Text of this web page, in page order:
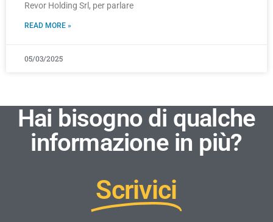
Revor Holding Srl, per parlare
READ MORE »
05/03/2025
Hai bisogno di qualche
informazione in più?
Scrivici